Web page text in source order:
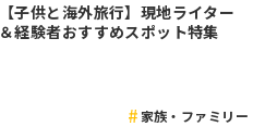
【子供と海外旅行】現地ライター
＆経験者おすすめスポット特集
家族・ファミリー